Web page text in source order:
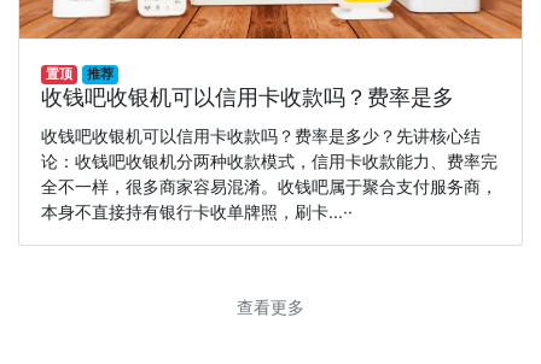
置顶 推荐
收钱吧收银机可以信用卡收款吗？费率是多
收钱吧收银机可以信用卡收款吗？费率是多少？先讲核心结
论：收钱吧收银机分两种收款模式，信用卡收款能力、费率完
全不一样，很多商家容易混淆。收钱吧属于聚合支付服务商，
本身不直接持有银行卡收单牌照，刷卡...··
查看更多